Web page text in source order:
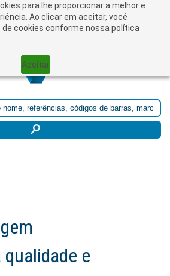
para lhe proporcionar a melhor e
Ao clicar em aceitar, você
cookies conforme nossa política
Aceitar